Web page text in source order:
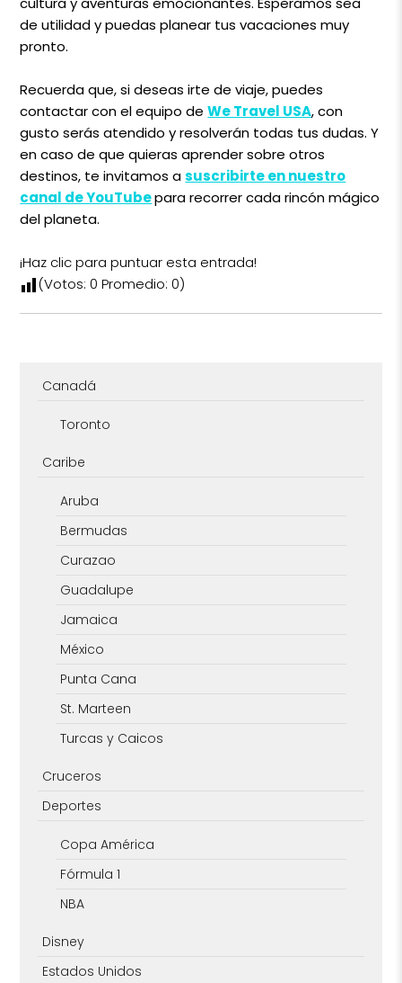
de utilidad y puedas planear tus vacaciones muy
pronto.
Recuerda que, si deseas irte de viaje, puedes
contactar con el equipo deWe Travel USA,con
gusto serás atendido y resolverán todas tus dudas. Y
en caso de que quieras aprender sobre otros
destinos, te invitamos asuscribirte en nuestro
canal de YouTubepara recorrer cada rincón mágico
del planeta.
¡Haz clic para puntuar esta entrada!
(Votos:0 Promedio:0)
Canadá
Toronto
Caribe
Aruba
Bermudas
Curazao
Guadalupe
Jamaica
México
Punta Cana
St. Marteen
Turcas y Caicos
Cruceros
Deportes
Copa América
Fórmula 1
NBA
Disney
Estados Unidos